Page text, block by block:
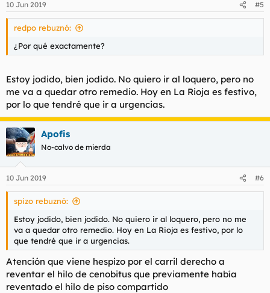
10 Jun 2019 #5
redpo rebuznó:
¿Por qué exactamente?
Estoy jodido, bien jodido. No quiero ir al loquero, pero no
me va a quedar otro remedio. Hoy en La Rioja es festivo,
por lo que tendré que ir a urgencias.
Apofis
No-calvo de mierda
10 Jun 2019 #6
spizo rebuznó:
Estoy jodido, bien jodido. No quiero ir al loquero, pero no me
va a quedar otro remedio. Hoy en La Rioja es festivo, por lo
que tendré que ir a urgencias.
Atención que viene hespizo por el carril derecho a
reventar el hilo de cenobitus que previamente había
reventado el hilo de piso compartido